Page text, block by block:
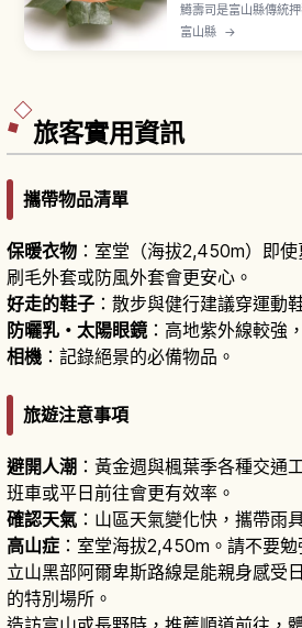
鱒壽司是富山縣傳統
っぱ）中鋪上竹葉，
層疊放壓緊成形。相傳
富山縣 →
旅客實用資訊
攜帶物品清單
保暖衣物 ：室堂（海拔2,450m）即
刷毛外套或防風外套會更安心。
好走的鞋子 ：散步與健行建議穿運動
防曬乳・太陽眼鏡：高地紫外線較強
相機 ：記錄絕景的必備物品。
旅遊注意事項
避開人潮 ：黃金週與楓葉季各種交通
班車或平日前往會更有效率。
確認天氣 ：山區天氣變化快，攜帶雨
高山症 ：室堂海拔2,450m。請不要
立山黑部阿爾卑斯路線是能親身感受
的特別場所。